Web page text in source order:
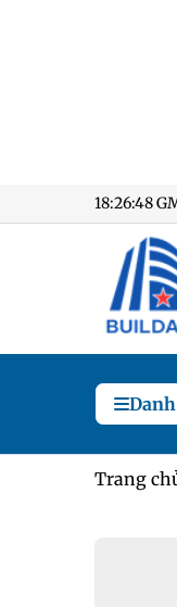
18:26:49
Trang